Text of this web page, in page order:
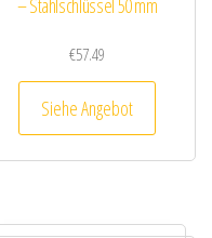
€57.49
Siehe Angebot